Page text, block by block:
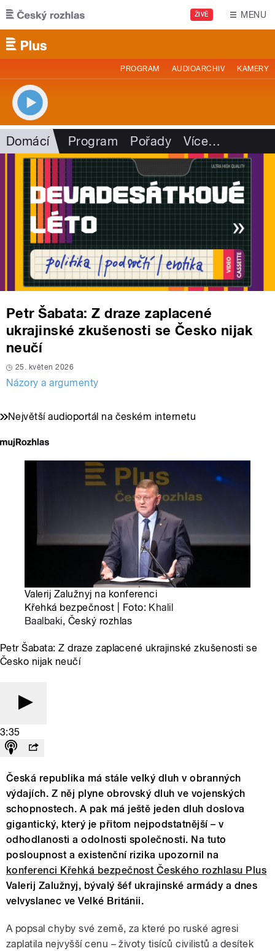
Přejít k hlavnímu obsahu
ŽIVĚ MENU
PROGRAM AUDIOARCHIV KAMERY
Domácí Program Pořady Více…
Petr Šabata: Z draze zaplacené
ukrajinské zkušenosti se Česko nijak
neučí
25. květen 2026
Názory a argumenty
Největší audioportál na českém internetu
Valerij Zalužnyj na konferenci
Křehká bezpečnost | Foto: Khalil
Baalbaki, Český rozhlas
Petr Šabata: Z draze zaplacené ukrajinské zkušenosti se
Česko nijak neučí
3:35
Česká republika má stále velký dluh v obranných
výdajích. Z něj plyne obrovský dluh ve vojenských
schopnostech. A pak má ještě jeden dluh doslova
gigantický, který je přitom nejpodstatnější – v
odhodlanosti a odolnosti společnosti. Na tuto
posloupnost a existenční rizika upozornil na
konferenci Křehká bezpečnost Českého rozhlasu Plus
Valerij Zalužnyj, bývalý šéf ukrajinské armády a dnes
velvyslanec ve Velké Británii.
A popsal chyby své země, za které po ruské agresi
zaplatila nejvyšší cenu – životy tisíců civilistů a desítek